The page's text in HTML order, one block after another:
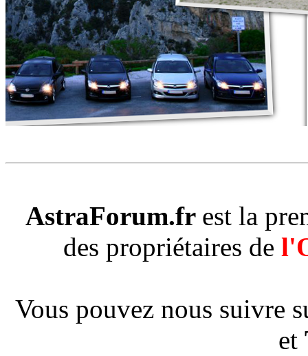
AstraForum.fr est la
des propriétaires de
Vous pouvez nous suivre
et